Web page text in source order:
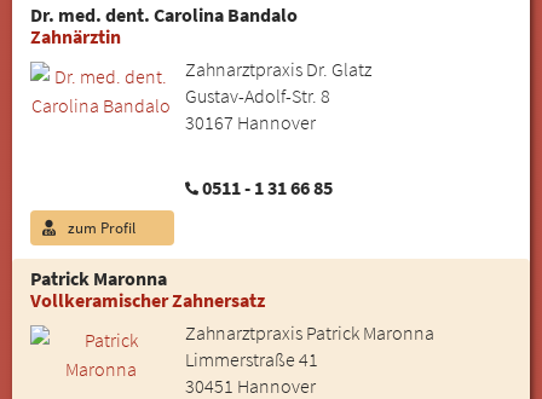
Dr. med. dent. Carolina Bandalo
Zahnärztin
Zahnarztpraxis Dr. Glatz
Gustav-Adolf-Str. 8
30167 Hannover
0511 - 1 31 66 85
zum Profil
Patrick Maronna
Vollkeramischer Zahnersatz
Zahnarztpraxis Patrick Maronna
Limmerstraße 41
30451 Hannover